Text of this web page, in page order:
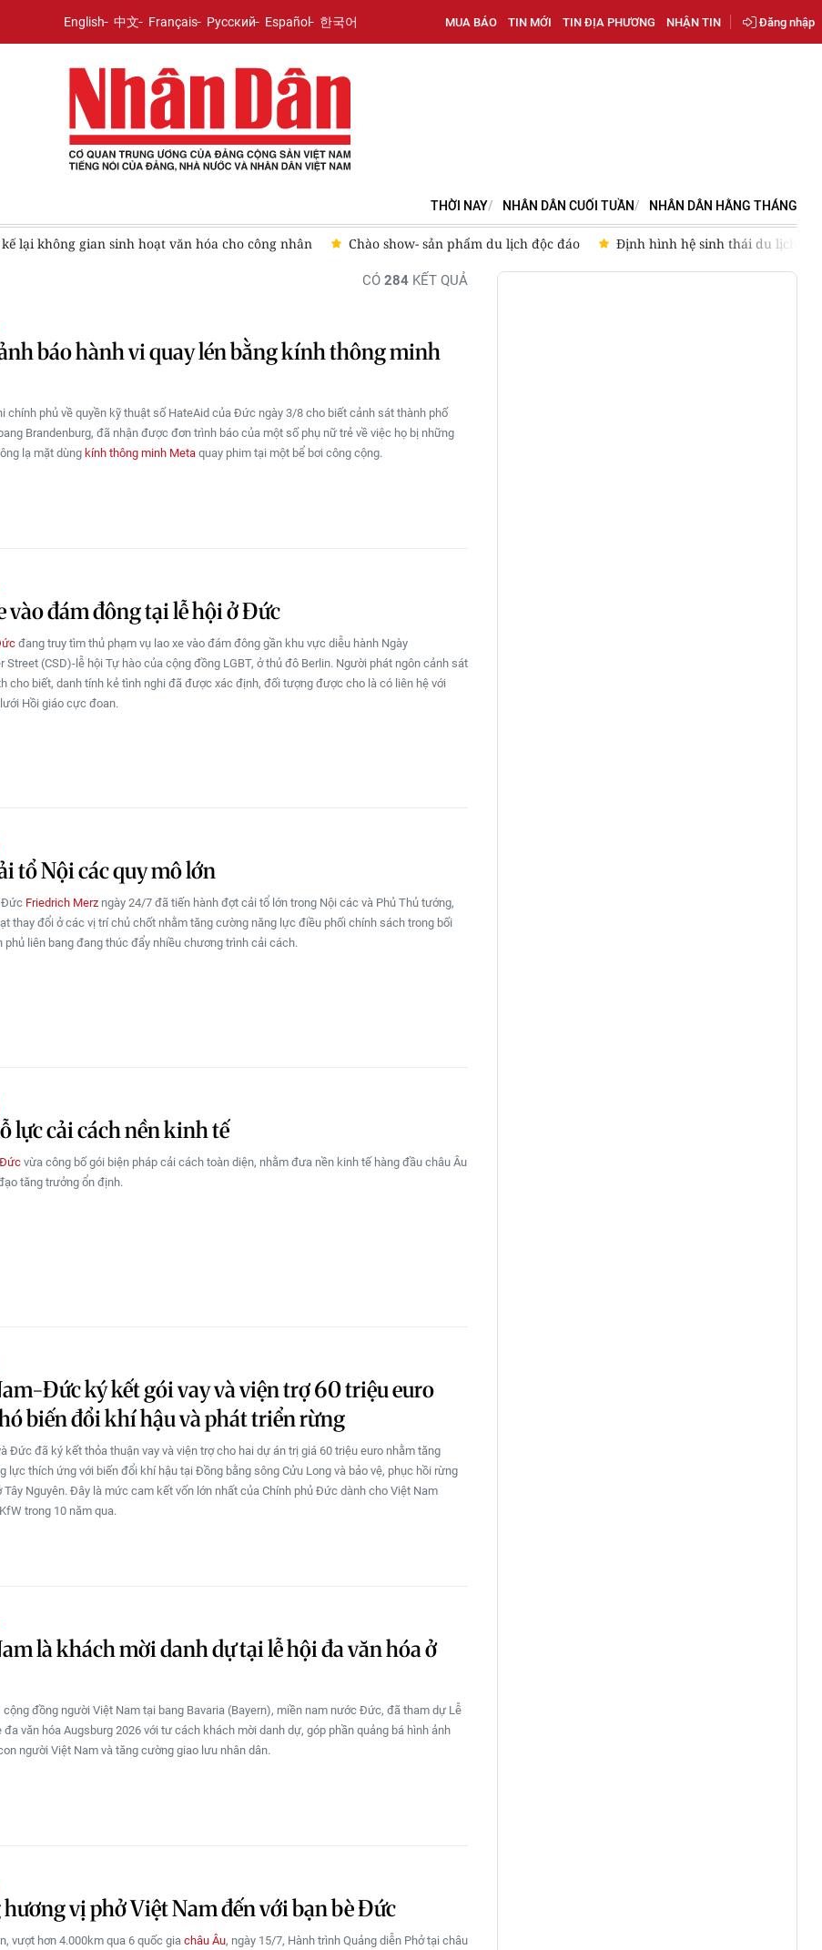
English 中文 Français Русский Español 한국어 MUA BÁO TIN MỚI TIN ĐỊA PHƯƠNG NHẬN TIN Đăng nhập
THỜI NAY NHÂN DÂN CUỐI TUẦN NHÂN DÂN HẰNG THÁNG
lại không gian sinh hoạt văn hóa cho công nhân Chào show- sản phẩm du lịch độc đáo Định hình hệ sinh thái du lịch
CÓ 284 KẾT QUẢ
báo hành vi quay lén bằng kính thông minh
chính phủ về quyền kỹ thuật số HateAid của Đức ngày 3/8 cho biết cảnh sát thành phố
Brandenburg, đã nhận được đơn trình báo của một số phụ nữ trẻ về việc họ bị những
lạ mặt dùng kính thông minh Meta quay phim tại một bể bơi công cộng.
vào đám đông tại lễ hội ở Đức
đang truy tìm thủ phạm vụ lao xe vào đám đông gần khu vực diễu hành Ngày
Street (CSD)-lễ hội Tự hào của cộng đồng LGBT, ở thủ đô Berlin. Người phát ngôn cảnh sát
cho biết, danh tính kẻ tình nghi đã được xác định, đối tượng được cho là có liên hệ với
Hồi giáo cực đoan.
tổ Nội các quy mô lớn
Đức Friedrich Merz ngày 24/7 đã tiến hành đợt cải tổ lớn trong Nội các và Phủ Thủ tướng,
thay đổi ở các vị trí chủ chốt nhằm tăng cường năng lực điều phối chính sách trong bối
phủ liên bang đang thúc đẩy nhiều chương trình cải cách.
lực cải cách nền kinh tế
Đức vừa công bố gói biện pháp cải cách toàn diện, nhằm đưa nền kinh tế hàng đầu châu Âu
tăng trưởng ổn định.
Đức ký kết gói vay và viện trợ 60 triệu euro
biến đổi khí hậu và phát triển rừng
Đức đã ký kết thỏa thuận vay và viện trợ cho hai dự án trị giá 60 triệu euro nhằm tăng
lực thích ứng với biến đổi khí hậu tại Đồng bằng sông Cửu Long và bảo vệ, phục hồi rừng
Tây Nguyên. Đây là mức cam kết vốn lớn nhất của Chính phủ Đức dành cho Việt Nam
trong 10 năm qua.
là khách mời danh dự tại lễ hội đa văn hóa ở
cộng đồng người Việt Nam tại bang Bavaria (Bayern), miền nam nước Đức, đã tham dự Lễ
đa văn hóa Augsburg 2026 với tư cách khách mời danh dự, góp phần quảng bá hình ảnh
người Việt Nam và tăng cường giao lưu nhân dân.
vị phở Việt Nam đến với bạn bè Đức
vượt hơn 4.000km qua 6 quốc gia châu Âu, ngày 15/7, Hành trình Quảng diễn Phở tại châu